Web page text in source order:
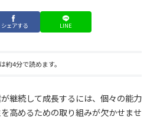
シェアする LINE
約4分で読めます。
継続して成長するには、個々の能力
高めるための取り組みが欠かせませ